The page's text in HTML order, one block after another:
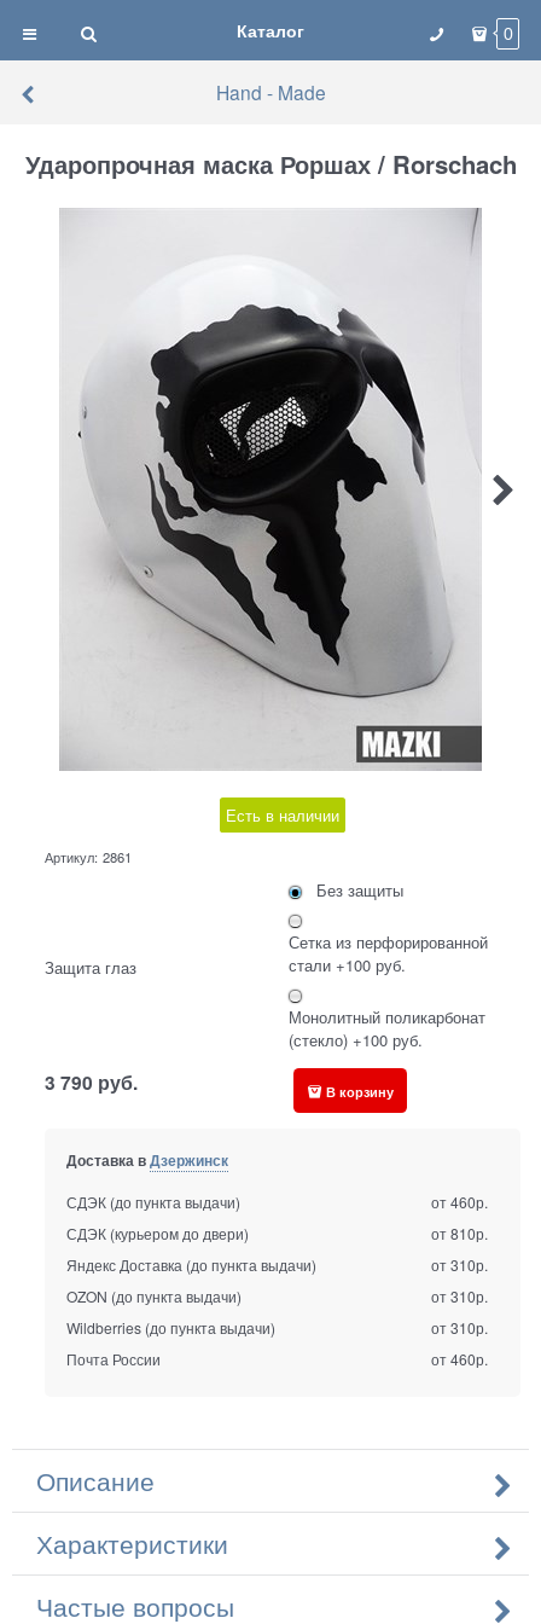
Каталог 0
Hand - Made
Ударопрочная маска Роршах / Rorschach
Есть в наличии
Артикул: 2861
Защита глаз
Без защиты
Сетка из перфорированной
стали +100 руб.
Монолитный поликарбонат
(стекло) +100 руб.
3 790 руб. В корзину
Доставка вДзержинск
СДЭК (до пункта выдачи)
от 460р.
СДЭК (курьером до двери)
от 810р.
Яндекс Доставка (до пункта выдачи)
от 310р.
OZON (до пункта выдачи)
от 310р.
Wildberries (до пункта выдачи)
от 310р.
Почта России
от 460р.
Описание
Характеристики
Частые вопросы